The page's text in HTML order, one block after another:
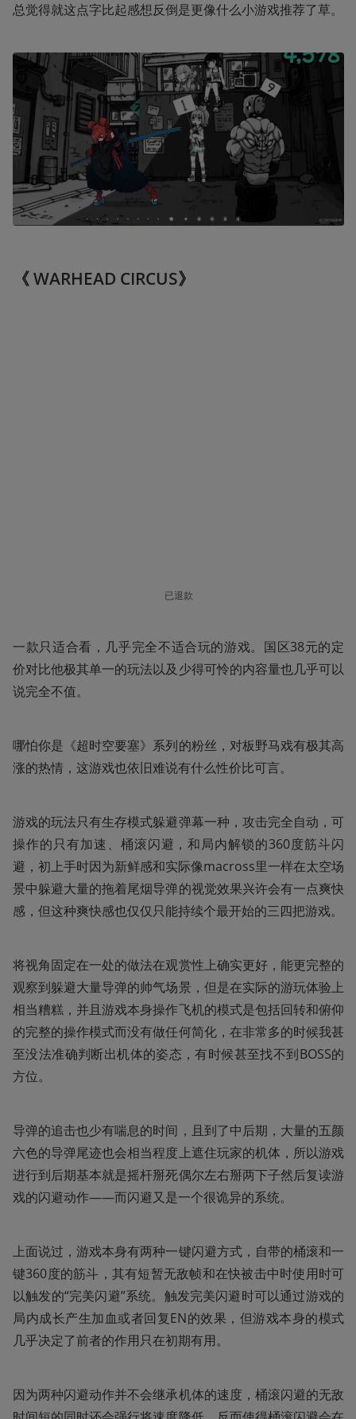
总觉得就这点字比起感想反倒是更像什么小游戏推荐了草。
《 WARHEAD CIRCUS》
已退款
一款只适合看，几乎完全不适合玩的游戏。国区38元的定
价对比他极其单一的玩法以及少得可怜的内容量也几乎可以
说完全不值。
哪怕你是《超时空要塞》系列的粉丝，对板野马戏有极其高
涨的热情，这游戏也依旧难说有什么性价比可言。
游戏的玩法只有生存模式躲避弹幕一种，攻击完全自动，可
操作的只有加速、桶滚闪避，和局内解锁的360度筋斗闪
避，初上手时因为新鲜感和实际像macross里一样在太空场
景中躲避大量的拖着尾烟导弹的视觉效果兴许会有一点爽快
感，但这种爽快感也仅仅只能持续个最开始的三四把游戏。
将视角固定在一处的做法在观赏性上确实更好，能更完整的
观察到躲避大量导弹的帅气场景，但是在实际的游玩体验上
相当糟糕，并且游戏本身操作飞机的模式是包括回转和俯仰
的完整的操作模式而没有做任何简化，在非常多的时候我甚
至没法准确判断出机体的姿态，有时候甚至找不到BOSS的
方位。
导弹的追击也少有喘息的时间，且到了中后期，大量的五颜
六色的导弹尾迹也会相当程度上遮住玩家的机体，所以游戏
进行到后期基本就是摇杆掰死偶尔左右掰两下子然后复读游
戏的闪避动作——而闪避又是一个很诡异的系统。
上面说过，游戏本身有两种一键闪避方式，自带的桶滚和一
键360度的筋斗，其有短暂无敌帧和在快被击中时使用时可
以触发的“完美闪避”系统。触发完美闪避时可以通过游戏的
局内成长产生加血或者回复EN的效果，但游戏本身的模式
几乎决定了前者的作用只在初期有用。
因为两种闪避动作并不会继承机体的速度，桶滚闪避的无敌